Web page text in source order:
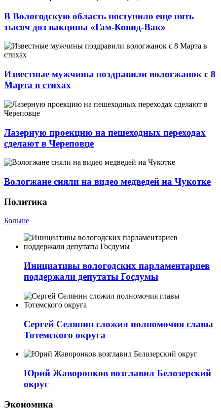
В Вологодскую область поступило еще пять
тысяч доз вакцины «Гам-Ковид-Вак»
Известные мужчины поздравили вологжанок с 8
Марта в стихах
Лазерную проекцию на пешеходных переходах
сделают в Череповце
Вологжане сняли на видео медведей на Чукотке
Политика
Больше
Инициативы вологодских парламентариев
поддержали депутаты Госдумы
Сергей Селянин сложил полномочия главы
Тотемского округа
Юрий Жаворонков возглавил Белозерский
округ
Экономика